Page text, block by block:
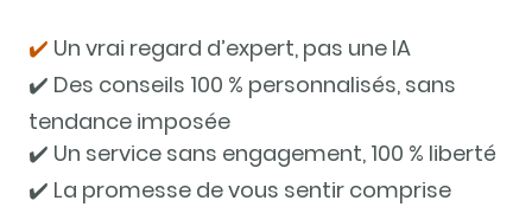
✔️ Un vrai regard d’expert, pas une IA
✔️ Des conseils 100 % personnalisés, sans
tendance imposée
✔️ Un service sans engagement, 100 % liberté
✔️ La promesse de vous sentir comprise